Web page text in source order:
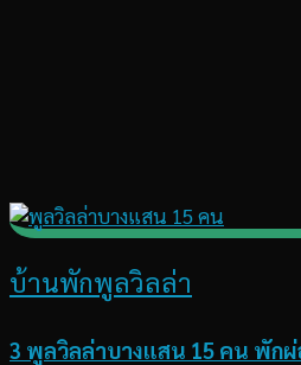
บ้านพักพูลวิลล่า
3 พูลวิลล่าบางแสน 15 คน พัก